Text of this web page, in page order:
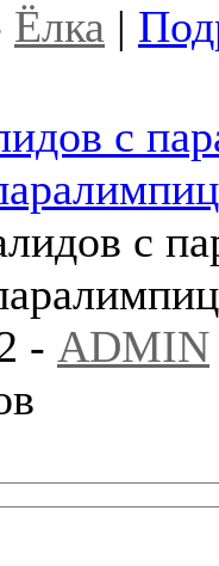
Ёлка |
с
- ADMIN